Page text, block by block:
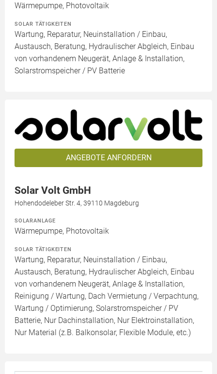
Wärmepumpe, Photovoltaik
SOLAR TÄTIGKEITEN
Wartung, Reparatur, Neuinstallation / Einbau,
Austausch, Beratung, Hydraulischer Abgleich, Einbau
von vorhandenem Neugerät, Anlage & Installation,
Solarstromspeicher / PV Batterie
ANGEBOTE ANFORDERN
Solar Volt GmbH
Hohendodeleber Str. 4, 39110 Magdeburg
SOLARANLAGE
Wärmepumpe, Photovoltaik
SOLAR TÄTIGKEITEN
Wartung, Reparatur, Neuinstallation / Einbau,
Austausch, Beratung, Hydraulischer Abgleich, Einbau
von vorhandenem Neugerät, Anlage & Installation,
Reinigung / Wartung, Dach Vermietung / Verpachtung,
Wartung / Optimierung, Solarstromspeicher / PV
Batterie, Nur Dachinstallation, Nur Elektroinstallation,
Nur Material (z.B. Balkonsolar, Flexible Module, etc.)